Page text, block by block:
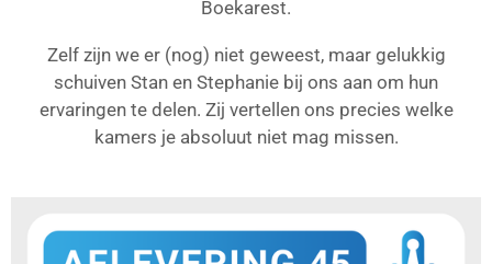
Boekarest.
Zelf zijn we er (nog) niet geweest, maar gelukkig
schuiven Stan en Stephanie bij ons aan om hun
ervaringen te delen. Zij vertellen ons precies welke
kamers je absoluut niet mag missen.